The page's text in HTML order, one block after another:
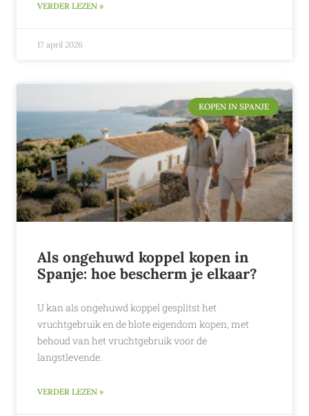
VERDER LEZEN »
17 april 2026
KOPEN IN SPANJE
Als ongehuwd koppel kopen in
Spanje: hoe bescherm je elkaar?
U kan als ongehuwd koppel gesplitst het
vruchtgebruik en de blote eigendom kopen, met
behoud van het vruchtgebruik voor de
langstlevende.
VERDER LEZEN »